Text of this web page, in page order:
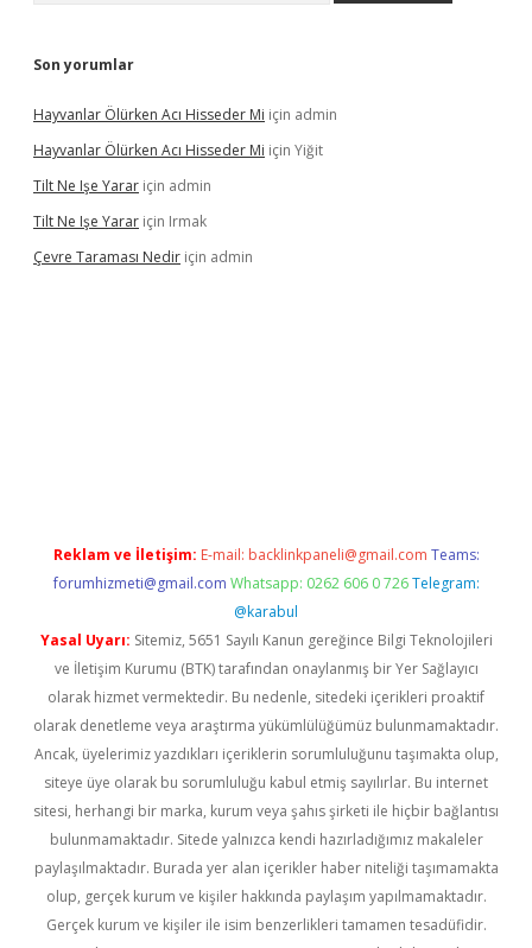
Son yorumlar
Hayvanlar Ölürken Acı Hisseder Mi için admin
Hayvanlar Ölürken Acı Hisseder Mi için Yiğit
Tilt Ne Işe Yarar için admin
Tilt Ne Işe Yarar için Irmak
Çevre Taraması Nedir için admin
Reklam ve İletişim: E-mail: backlinkpaneli@gmail.com Teams:
forumhizmeti@gmail.com Whatsapp: 0262 606 0 726 Telegram:
@karabul
Yasal Uyarı: Sitemiz, 5651 Sayılı Kanun gereğince Bilgi Teknolojileri
ve İletişim Kurumu (BTK) tarafından onaylanmış bir Yer Sağlayıcı
olarak hizmet vermektedir. Bu nedenle, sitedeki içerikleri proaktif
olarak denetleme veya araştırma yükümlülüğümüz bulunmamaktadır.
Ancak, üyelerimiz yazdıkları içeriklerin sorumluluğunu taşımakta olup,
siteye üye olarak bu sorumluluğu kabul etmiş sayılırlar. Bu internet
sitesi, herhangi bir marka, kurum veya şahıs şirketi ile hiçbir bağlantısı
bulunmamaktadır. Sitede yalnızca kendi hazırladığımız makaleler
paylaşılmaktadır. Burada yer alan içerikler haber niteliği taşımamakta
olup, gerçek kurum ve kişiler hakkında paylaşım yapılmamaktadır.
Gerçek kurum ve kişiler ile isim benzerlikleri tamamen tesadüfidir.